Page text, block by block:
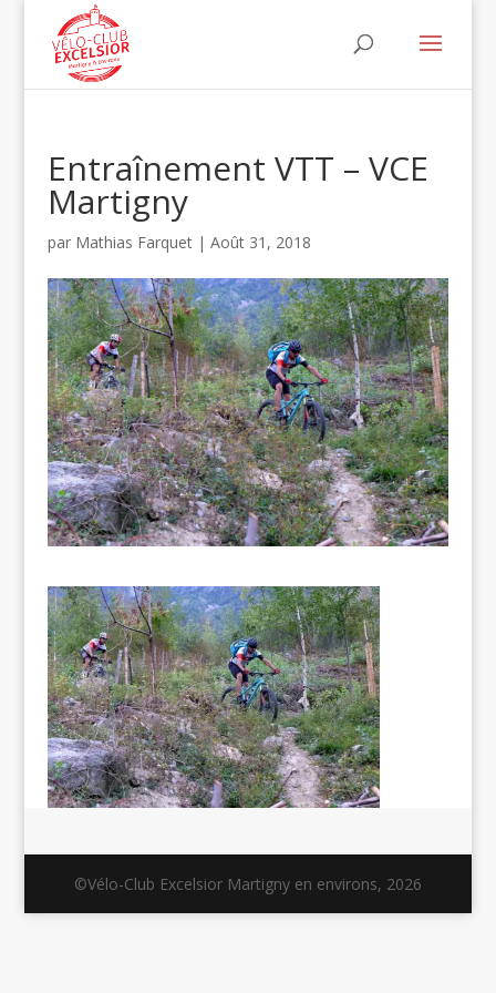
Entraînement VTT – VCE
Martigny
par Mathias Farquet| Août 31, 2018
©Vélo-Club Excelsior Martigny en environs, 2026